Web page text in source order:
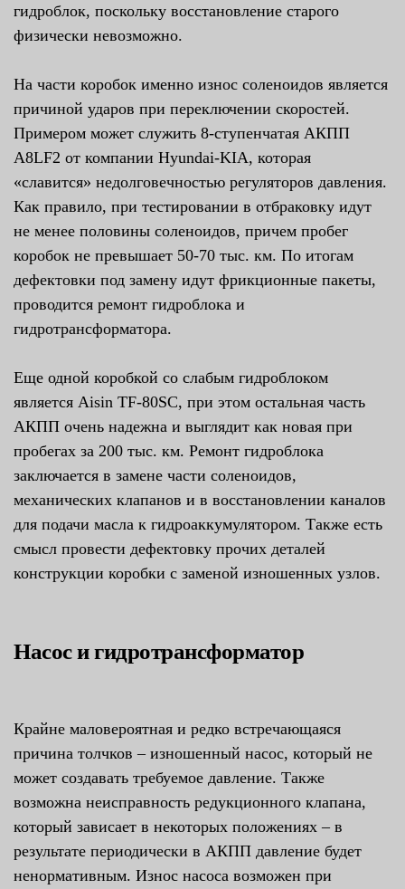
гидроблок, поскольку восстановление старого
физически невозможно.
На части коробок именно износ соленоидов является
причиной ударов при переключении скоростей.
Примером может служить 8-ступенчатая АКПП
A8LF2 от компании Hyundai-KIA, которая
«славится» недолговечностью регуляторов давления.
Как правило, при тестировании в отбраковку идут
не менее половины соленоидов, причем пробег
коробок не превышает 50-70 тыс. км. По итогам
дефектовки под замену идут фрикционные пакеты,
проводится ремонт гидроблока и
гидротрансформатора.
Еще одной коробкой со слабым гидроблоком
является Aisin TF-80SC, при этом остальная часть
АКПП очень надежна и выглядит как новая при
пробегах за 200 тыс. км. Ремонт гидроблока
заключается в замене части соленоидов,
механических клапанов и в восстановлении каналов
для подачи масла к гидроаккумулятором. Также есть
смысл провести дефектовку прочих деталей
конструкции коробки с заменой изношенных узлов.
Насос и гидротрансформатор
Крайне маловероятная и редко встречающаяся
причина толчков – изношенный насос, который не
может создавать требуемое давление. Также
возможна неисправность редукционного клапана,
который зависает в некоторых положениях – в
результате периодически в АКПП давление будет
ненормативным. Износ насоса возможен при